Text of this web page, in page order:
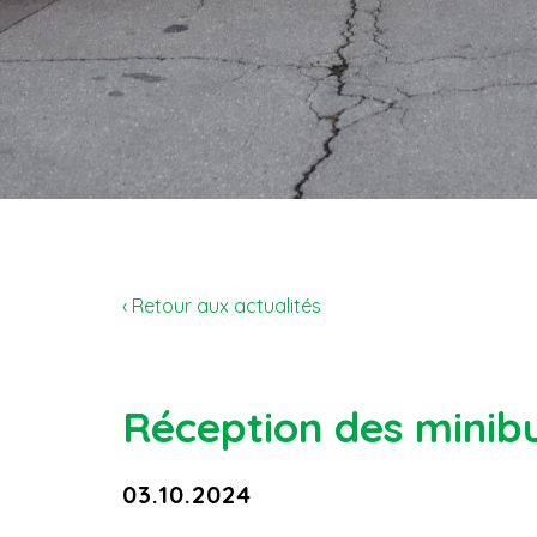
‹ Retour aux actualités
Réception des
03.10.2024